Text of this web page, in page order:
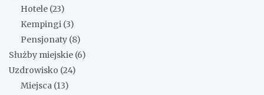
Hotele (23)
Kempingi (3)
Pensjonaty (8)
Służby miejskie (6)
Uzdrowisko (24)
Miejsca (13)